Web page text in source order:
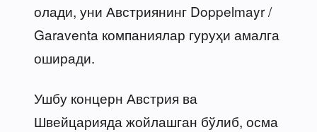
олади, уни Австриянинг Doppelmayr /
Garaventa компаниялар гуруҳи амалга
оширади.
Ушбу концерн Австрия ва
Швейцарияда жойлашган бўлиб, осма